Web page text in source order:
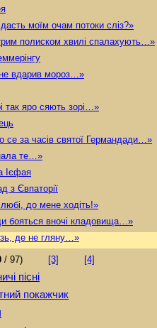
моїм очам потоки сліз?»
полиском хвилі спалахують…»
вдарив мороз…»
так яро сяють зорі…»
се за часів святої Германдади…»
те…»
Ієфая
з Євпаторії
до мене ходіть!»
бояться вночі кладовища…»
де не гляну…»
/ 97) [3] [4]
пісні
покажчик